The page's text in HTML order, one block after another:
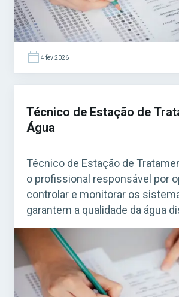
4 fev 2026
Técnico de Estação de
Água
Técnico de Estação de
o profissional responsável por
controlar e monitorar os
garantem a qualidade da água
população. O cargo é essencial
pública e aparece com
concursos de prefeituras,
estaduais de saneamento e
municipais. Acesse agora o